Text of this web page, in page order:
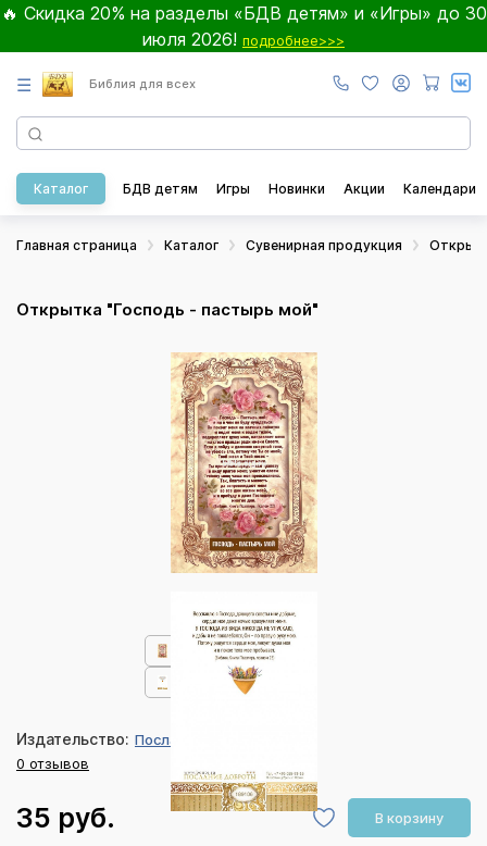
🔥 Скидка 20% на разделы «БДВ детям» и «Игры» до 30
июля 2026! подробнее>>>
☰ Библия для всех
Каталог БДВ детям Игры Новинки Акции Календари
Главная страница Каталог Сувенирная продукция
Открытка "Господь - пастырь мой"
Издательство: Послание доброты
0 отзывов
35 руб. В корзину